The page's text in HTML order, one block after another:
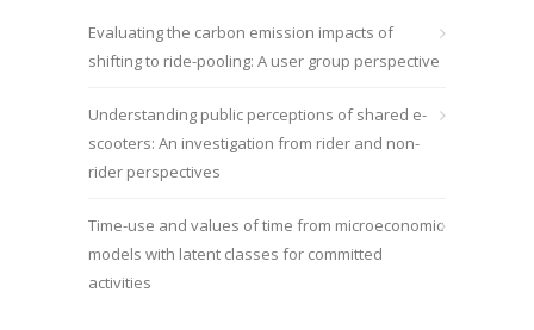
Evaluating the carbon emission impacts of
shifting to ride-pooling: A user group perspective
Understanding public perceptions of shared e-
scooters: An investigation from rider and non-
rider perspectives
Time-use and values of time from microeconomic
models with latent classes for committed
activities